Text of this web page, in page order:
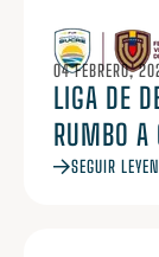
04 FEBRERO,
LIGA DE
RUMBO A
SEGUIR